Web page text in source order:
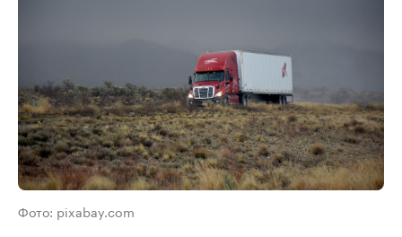
Фото: pixabay.com